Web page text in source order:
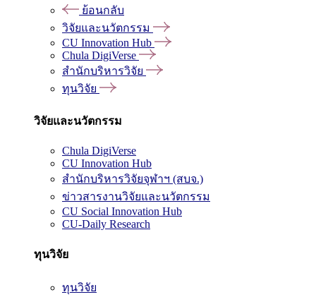
ย้อนกลับ
วิจัยและนวัตกรรม
CU Innovation Hub
Chula DigiVerse
สำนักบริหารวิจัย
ทุนวิจัย
วิจัยและนวัตกรรม
Chula DigiVerse
CU Innovation Hub
สำนักบริหารวิจัยจุฬาฯ (สบจ.)
ข่าวสารงานวิจัยและนวัตกรรม
CU Social Innovation Hub
CU-Daily Research
ทุนวิจัย
ทุนวิจัย